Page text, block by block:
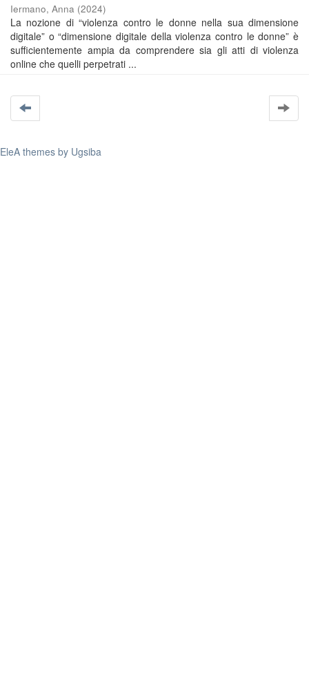
Iermano, Anna (2024)
La nozione di “violenza contro le donne nella sua dimensione
digitale” o “dimensione digitale della violenza contro le donne” è
sufficientemente ampia da comprendere sia gli atti di violenza
online che quelli perpetrati ...
EleA themes by Ugsiba